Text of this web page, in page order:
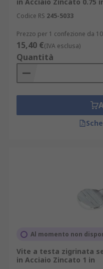
Codice RS 245-5033
Prezzo per 1 confezione da
15,40 €(IVA esclusa)
Quantità
Al momento non
Vite a testa zigrinata
in Acciaio Zincato 1 in